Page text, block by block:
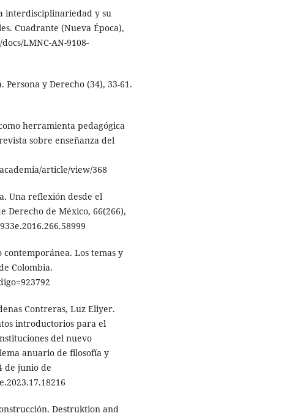
interdisciplinariedad y su
Cuadrante (Nueva Época),
LMNC-AN-9108-
y Derecho (34), 33-61.
herramienta pedagógica
sobre enseñanza del
article/view/368
Una reflexión desde el
Derecho de México, 66(266),
Los temas y
Colombia.
Contreras, Luz Eliyer.
introductorios para el
del nuevo
anuario de filosofía y
de junio de
Destruktion and